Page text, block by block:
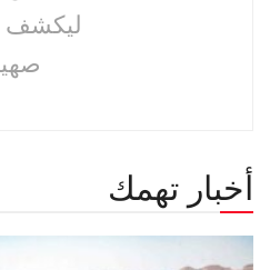
ليكشف
أخبار تهمك